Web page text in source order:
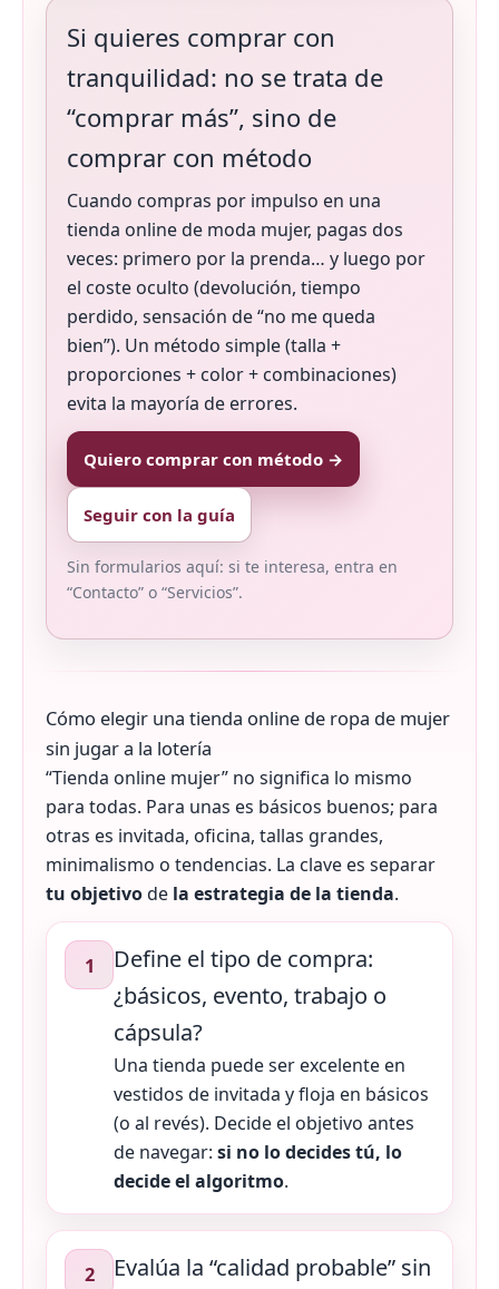
Si quieres comprar con
tranquilidad: no se trata de
“comprar más”, sino de
comprar con método
Cuando compras por impulso en una
tienda online de moda mujer, pagas dos
veces: primero por la prenda… y luego por
el coste oculto (devolución, tiempo
perdido, sensación de “no me queda
bien”). Un método simple (talla +
proporciones + color + combinaciones)
evita la mayoría de errores.
Quiero comprar con método →
Seguir con la guía
Sin formularios aquí: si te interesa, entra en
“Contacto” o “Servicios”.
Cómo elegir una tienda online de ropa de mujer
sin jugar a la lotería
“Tienda online mujer” no significa lo mismo
para todas. Para unas es básicos buenos; para
otras es invitada, oficina, tallas grandes,
minimalismo o tendencias. La clave es separar
tu objetivode la estrategia de la tienda.
1
Define el tipo de compra:
¿básicos, evento, trabajo o
cápsula?
Una tienda puede ser excelente en
vestidos de invitada y floja en básicos
(o al revés). Decide el objetivo antes
de navegar: si no lo decides tú, lo
decide el algoritmo.
2
Evalúa la “calidad probable” sin